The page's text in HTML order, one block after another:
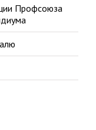
Профсоюза